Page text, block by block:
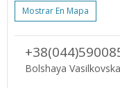
Mostrar En Mapa
Bolshaya